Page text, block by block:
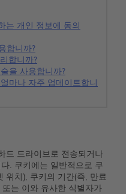
는 개인 정보에 동의
합니까?
합니까?
을 사용합니까?
마나 자주 업데이트합니
드 드라이브로 전송되거나
. 쿠키에는 일반적으로 쿠
위치), 쿠키의 기간(즉, 만료
는 이와 유사한 식별자가